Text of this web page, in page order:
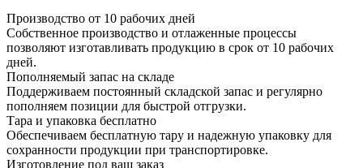
Производство от 10 рабочих дней
Собственное производство и отлаженные процессы
позволяют изготавливать продукцию в срок от 10 рабочих
дней.
Пополняемый запас на складе
Поддерживаем постоянный складской запас и регулярно
пополняем позиции для быстрой отгрузки.
Тара и упаковка бесплатно
Обеспечиваем бесплатную тару и надежную упаковку для
сохранности продукции при транспортировке.
Изготовление под ваш заказ